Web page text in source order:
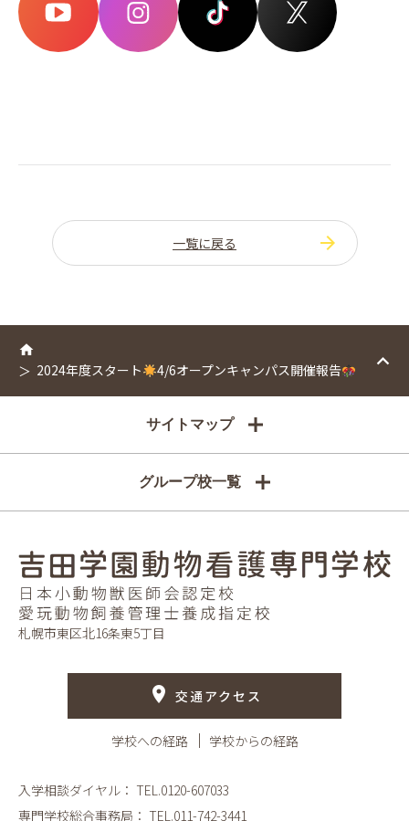
一覧に戻る
2024年度スタート 4/6オープンキャンパス開催報告
サイトマップ
グループ校一覧
札幌市東区北16条東5丁目
交通アクセス
学校への経路 学校からの経路
入学相談ダイヤル： TEL.0120-607033
専門学校総合事務局： TEL.011-742-3441